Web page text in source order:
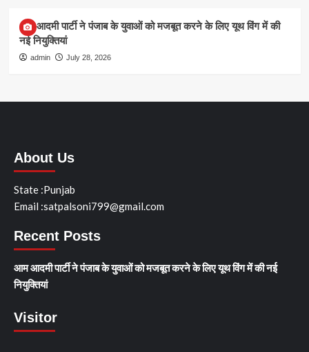
आम आदमी पार्टी ने पंजाब के युवाओं को मजबूत करने के लिए यूथ विंग में की
नई नियुक्तियां
admin July 28, 2026
About Us
State :Punjab
Email :satpalsoni799@gmail.com
Recent Posts
आम आदमी पार्टी ने पंजाब के युवाओं को मजबूत करने के लिए यूथ विंग में की नई
नियुक्तियां
Visitor